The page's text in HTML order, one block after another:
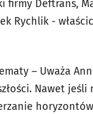
firmy Deftrans,
Rychlik -
– Uważa
Nawet